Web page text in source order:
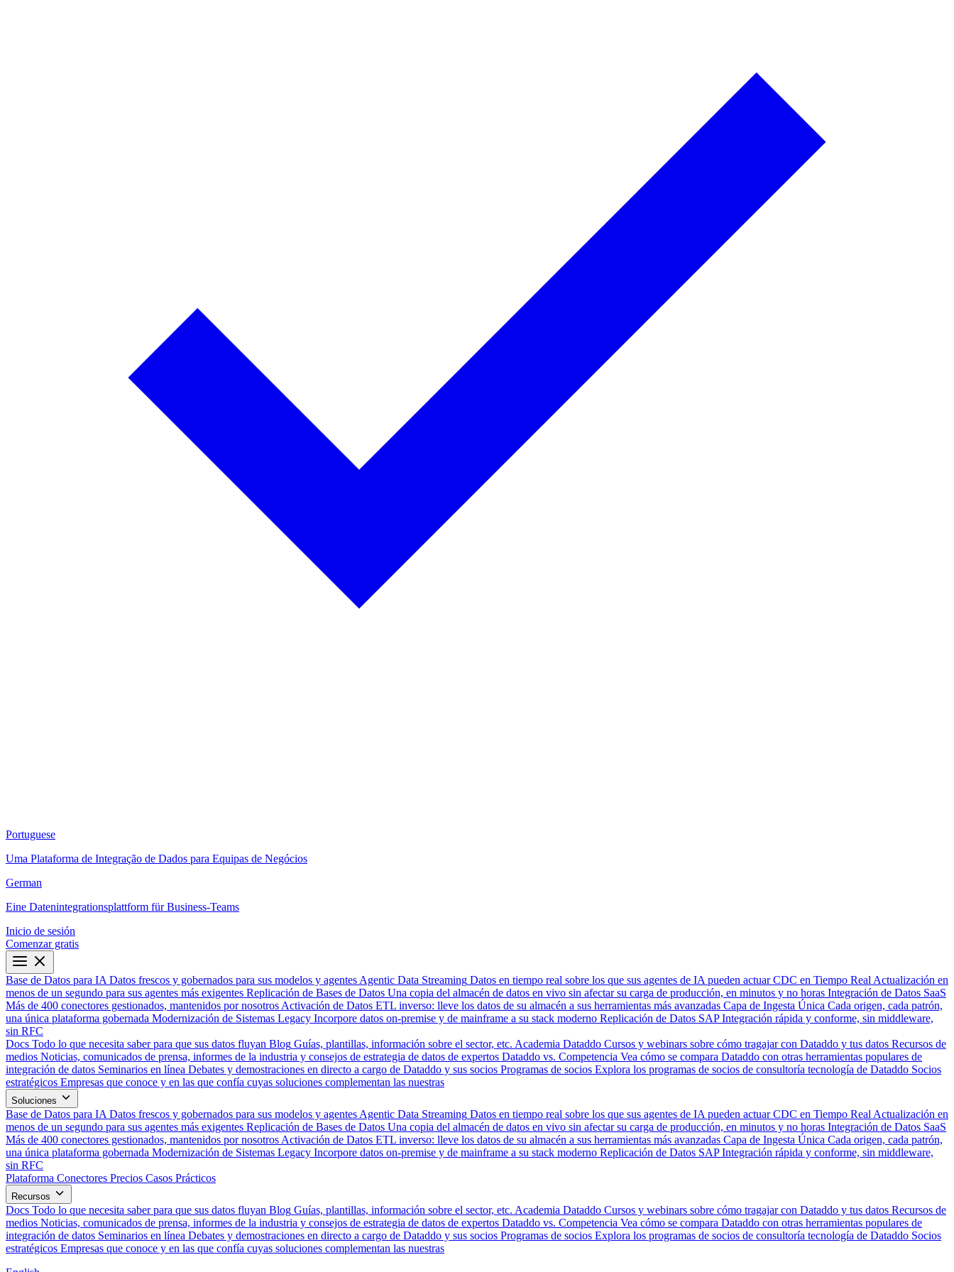
Portuguese
Uma Plataforma de Integração de Dados para Equipas de Negócios
German
Eine Datenintegrationsplattform für Business-Teams
Inicio de sesión
Comenzar gratis
Base de Datos para IA Datos frescos y gobernados para sus modelos y agentes Agentic Data Streaming Datos en tiempo real sobre los que sus agentes de IA pueden actuar CDC en Tiempo Real Actualización en
menos de un segundo para sus agentes más exigentes Replicación de Bases de Datos Una copia del almacén de datos en vivo sin afectar su carga de producción, en minutos y no horas Integración de Datos SaaS
Más de 400 conectores gestionados, mantenidos por nosotros Activación de Datos ETL inverso: lleve los datos de su almacén a sus herramientas más avanzadas Capa de Ingesta Única Cada origen, cada patrón,
una única plataforma gobernada Modernización de Sistemas Legacy Incorpore datos on-premise y de mainframe a su stack moderno Replicación de Datos SAP Integración rápida y conforme, sin middleware,
sin RFC
Docs Todo lo que necesita saber para que sus datos fluyan Blog Guías, plantillas, información sobre el sector, etc. Academia Dataddo Cursos y webinars sobre cómo tragajar con Dataddo y tus datos Recursos de
medios Noticias, comunicados de prensa, informes de la industria y consejos de estrategia de datos de expertos Dataddo vs. Competencia Vea cómo se compara Dataddo con otras herramientas populares de
integración de datos Seminarios en línea Debates y demostraciones en directo a cargo de Dataddo y sus socios Programas de socios Explora los programas de socios de consultoría tecnología de Dataddo Socios
estratégicos Empresas que conoce y en las que confía cuyas soluciones complementan las nuestras
Soluciones
Base de Datos para IA Datos frescos y gobernados para sus modelos y agentes Agentic Data Streaming Datos en tiempo real sobre los que sus agentes de IA pueden actuar CDC en Tiempo Real Actualización en
menos de un segundo para sus agentes más exigentes Replicación de Bases de Datos Una copia del almacén de datos en vivo sin afectar su carga de producción, en minutos y no horas Integración de Datos SaaS
Más de 400 conectores gestionados, mantenidos por nosotros Activación de Datos ETL inverso: lleve los datos de su almacén a sus herramientas más avanzadas Capa de Ingesta Única Cada origen, cada patrón,
una única plataforma gobernada Modernización de Sistemas Legacy Incorpore datos on-premise y de mainframe a su stack moderno Replicación de Datos SAP Integración rápida y conforme, sin middleware,
sin RFC
Plataforma Conectores Precios Casos Prácticos
Recursos
Docs Todo lo que necesita saber para que sus datos fluyan Blog Guías, plantillas, información sobre el sector, etc. Academia Dataddo Cursos y webinars sobre cómo tragajar con Dataddo y tus datos Recursos de
medios Noticias, comunicados de prensa, informes de la industria y consejos de estrategia de datos de expertos Dataddo vs. Competencia Vea cómo se compara Dataddo con otras herramientas populares de
integración de datos Seminarios en línea Debates y demostraciones en directo a cargo de Dataddo y sus socios Programas de socios Explora los programas de socios de consultoría tecnología de Dataddo Socios
estratégicos Empresas que conoce y en las que confía cuyas soluciones complementan las nuestras